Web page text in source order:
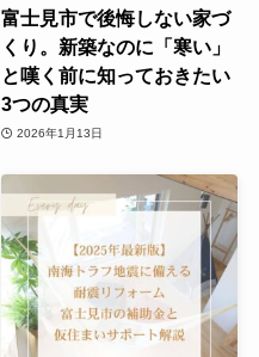
富士見市で後悔しない家づ
くり。新築なのに「寒い」
と嘆く前に知っておきたい
3つの真実
2026年1月13日